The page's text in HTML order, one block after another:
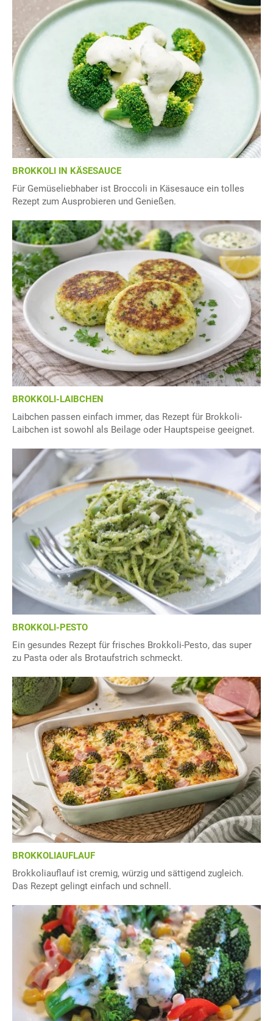
BROKKOLI IN KÄSESAUCE
Für Gemüseliebhaber ist Broccoli in Käsesauce ein tolles
Rezept zum Ausprobieren und Genießen.
BROKKOLI-LAIBCHEN
Laibchen passen einfach immer, das Rezept für Brokkoli-
Laibchen ist sowohl als Beilage oder Hauptspeise geeignet.
BROKKOLI-PESTO
Ein gesundes Rezept für frisches Brokkoli-Pesto, das super
zu Pasta oder als Brotaufstrich schmeckt.
BROKKOLIAUFLAUF
Brokkoliauflauf ist cremig, würzig und sättigend zugleich.
Das Rezept gelingt einfach und schnell.